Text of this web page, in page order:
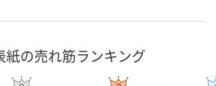
紙の売れ筋ランキング